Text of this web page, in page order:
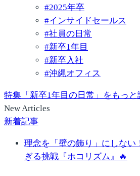
#2025年卒
#インサイドセールス
#社員の日常
#新卒1年目
#新卒入社
#沖縄オフィス
特集「新卒1年目の日常」をもっと
New Articles
新着記事
理念を「壁の飾り」にしない
ぎる挑戦『ホコリズム』🔥